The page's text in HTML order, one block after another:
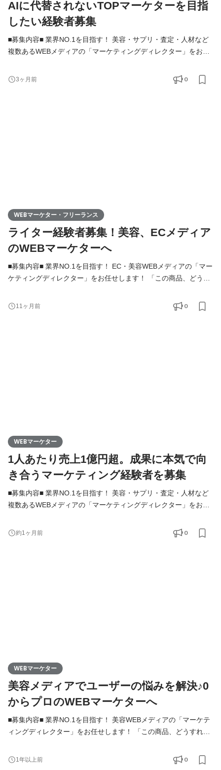
AIに代替されないTOPマーケターを目指
したい経験者募集
■募集内容■ 業界NO.1を目指す！ 美容・サプリ・査定・人材など
複数あるWEBメディアの「マーケティングディレクター」をお任
に、チームで挑むのが私たちのマーケティングです。 商材の選定
から、見せ方、伝え方、広め方まで【一気通貫】で素敵な商品を
3ヶ月前 0
WEBマーケター・フリーランス
ライター経験者募集！美容、ECメディア
のWEBマーケターへ
■募集内容■ 業界NO.1を目指す！ EC・美容WEBメディアの「マー
ケティングディレクター」をお任せします！ 「この商品、どうす
マーケティングです。 扱うのは、いま注目されているコスメを中
心としたD2C商品。 商品の選定から、見せ方、伝え方、広め方ま
11ヶ月前 0
WEBマーケター
1人あたり売上1億円超。成果に本気で向
き合うマーケティング経験者を募集
■募集内容■ 業界NO.1を目指す！ 美容・サプリ・査定・人材など
複数あるWEBメディアの「マーケティングディレクター」をお任
に、チームで挑むのが私たちのマーケティングです。 商材の選定
から、見せ方、伝え方、広め方まで【一気通貫】で素敵な商品を
約1ヶ月前 0
WEBマーケター
美容メディアでユーザーの悩みを解決♪0
からプロのWEBマーケターへ
■募集内容■ 業界NO.1を目指す！ 美容WEBメディアの「マーケテ
ィングディレクター」をお任せします！ 「この商品、どうすれば
ケティングです。 扱うのは、いま注目されているコスメを中心と
したD2C商品。 商品の選定から、見せ方、伝え方、広め方まで
1年以上前 0